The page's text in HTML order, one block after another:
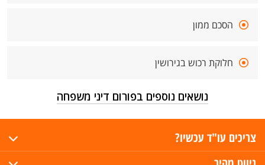
הסכם ממון
חלוקת רכוש בגירושין
נושאים נוספים בפורום דיני משפחה
צריכים עו"ד עכשיו?